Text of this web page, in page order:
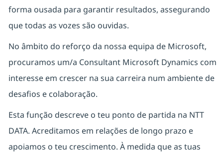
forma ousada para garantir resultados, assegurando
que todas as vozes são ouvidas.
No âmbito do reforço da nossa equipa de Microsoft,
procuramos um/a Consultant Microsoft Dynamics com
interesse em crescer na sua carreira num ambiente de
desafios e colaboração.
Esta função descreve o teu ponto de partida na NTT
DATA. Acreditamos em relações de longo prazo e
apoiamos o teu crescimento. À medida que as tuas